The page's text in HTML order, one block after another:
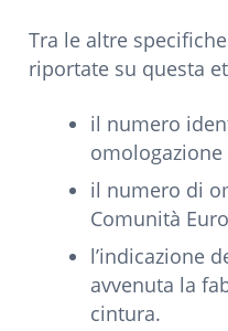
Tra le altre
riportate su questa
il numero
omologazione
il numero di
Comunità
l’indicazione
avvenuta la
cintura.